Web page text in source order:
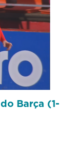
Barça (1-